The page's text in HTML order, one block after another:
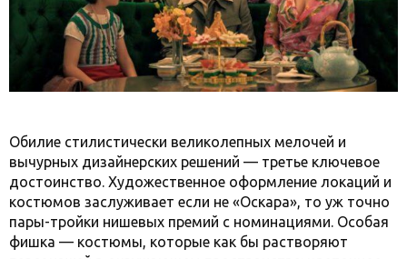
Обилие стилистически великолепных мелочей и
вычурных дизайнерских решений — третье ключевое
достоинство. Художественное оформление локаций и
костюмов заслуживает если не «Оскара», то уж точно
пары-тройки нишевых премий с номинациями. Особая
фишка — костюмы, которые как бы растворяют